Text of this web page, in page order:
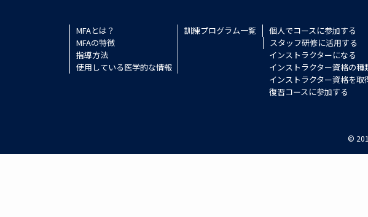
MFAとは？
MFAの特徴
指導方法
使用している医学的な情報
訓練プログラム一覧
個人でコースに参加する
スタッフ研修に活用する
インストラクターになる
インストラクター資格の種
インストラクター資格を取
復習コースに参加する
©